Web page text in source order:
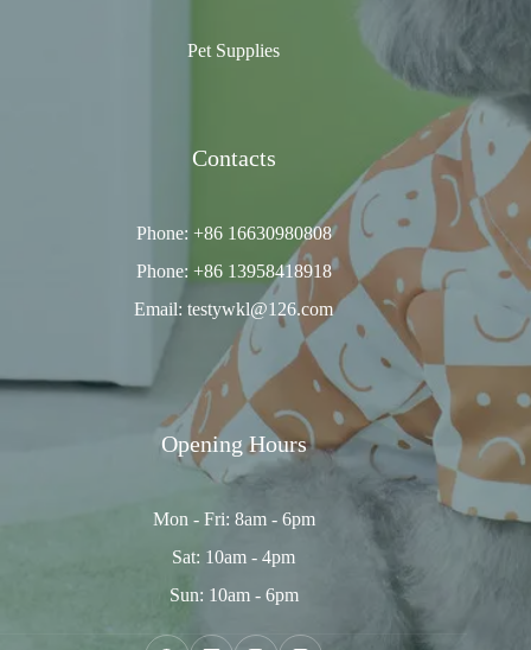
Pet Supplies
Contacts
Phone: +86 16630980808
Phone: +86 13958418918
Email: testywkl@126.com
Opening Hours
Mon - Fri: 8am - 6pm
Sat: 10am - 4pm
Sun: 10am - 6pm